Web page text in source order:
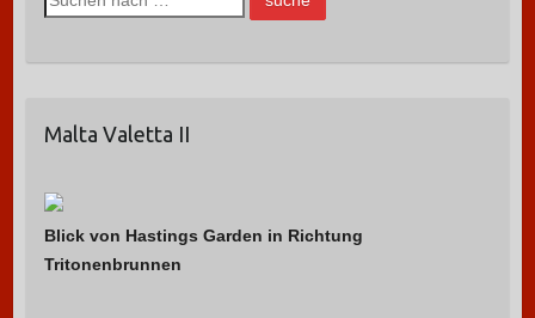
u
n
a
Malta Valetta II
Blick von Hastings Garden in Richtung
Tritonenbrunnen